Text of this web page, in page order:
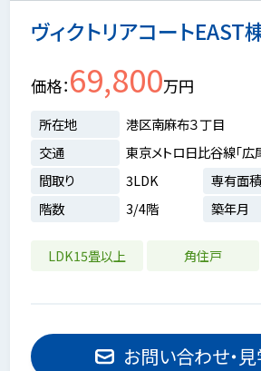
ヴィクトリアコートEAST
価格 69,800万円
所在地
港区南麻布３丁目
交通
東京メトロ日比谷線「広
間取り
3LDK 専有面積
階数
3/4階 築年月
LDK15畳以上 角住戸
お問い合わせ・